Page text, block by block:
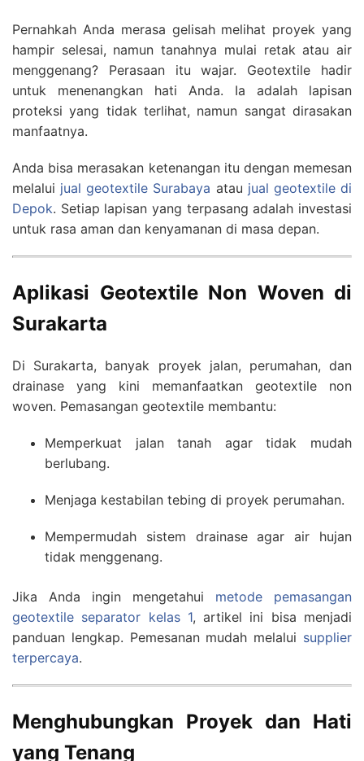
Pernahkah Anda merasa gelisah melihat proyek yang
hampir selesai, namun tanahnya mulai retak atau air
menggenang? Perasaan itu wajar. Geotextile hadir
untuk menenangkan hati Anda. Ia adalah lapisan
proteksi yang tidak terlihat, namun sangat dirasakan
manfaatnya.
Anda bisa merasakan ketenangan itu dengan memesan
melalui jual geotextile Surabaya atau jual geotextile di
Depok. Setiap lapisan yang terpasang adalah investasi
untuk rasa aman dan kenyamanan di masa depan.
Aplikasi Geotextile Non Woven di
Surakarta
Di Surakarta, banyak proyek jalan, perumahan, dan
drainase yang kini memanfaatkan geotextile non
woven. Pemasangan geotextile membantu:
Memperkuat jalan tanah agar tidak mudah
berlubang.
Menjaga kestabilan tebing di proyek perumahan.
Mempermudah sistem drainase agar air hujan
tidak menggenang.
Jika Anda ingin mengetahui metode pemasangan
geotextile separator kelas 1, artikel ini bisa menjadi
panduan lengkap. Pemesanan mudah melalui supplier
terpercaya.
Menghubungkan Proyek dan Hati
yang Tenang